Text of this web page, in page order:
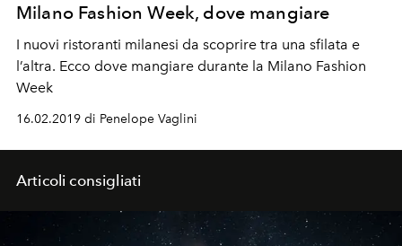
Milano Fashion Week, dove mangiare
I nuovi ristoranti milanesi da scoprire tra una sfilata e
l’altra. Ecco dove mangiare durante la Milano Fashion
Week
16.02.2019 di Penelope Vaglini
Articoli consigliati